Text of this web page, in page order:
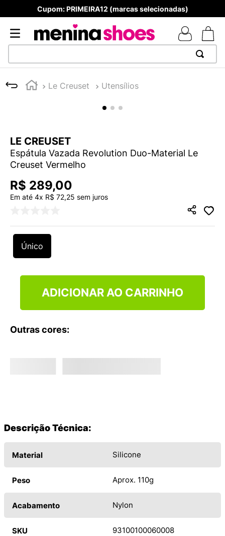
Produtos Originais
Le Creuset Utensílios
LE CREUSET
Espátula Vazada Revolution Duo-Material Le
Creuset Vermelho
R$ 289,00
Em até 4x R$ 72,25 sem juros
Único
ADICIONAR AO CARRINHO
Outras cores:
Descrição Técnica:
Material Silicone
Peso Aprox. 110g
Acabamento Nylon
SKU 93100100060008
1
TÊNIS NEWS BALANCE 530
4º
TÊNIS VEJA WHITE
5º
ADIDAS
º
7 º
MELISSA SLIDE
10º VANS TÊNIS VANS ULTRARANGE